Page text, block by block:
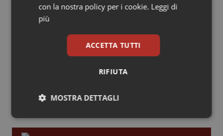
Provincia Autonoma di Trento
Toscana
Ipertensione & Scompenso
Malattie rare
Obesità
uso protetto
con la nostra policy per i cookie. Leggi di
più
ACCETTA TUTTI
RIFIUTA
MOSTRA DETTAGLI
Necessari Statistici Marketing